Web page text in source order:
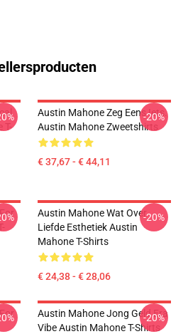
T-
Austin Mahone Zeg Eens Iets.
Austin Mahone Zweetshirts
€ 37,67 - € 44,11
-20%
Austin Mahone Wat Over
Liefde Esthetiek Austin
Mahone T-Shirts
€ 24,38 - € 28,06
-20%
Austin Mahone Jong Geld Era
Vibe Austin Mahone T-Shirts
-20%